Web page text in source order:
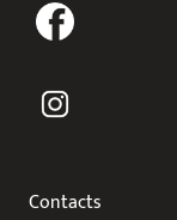
Contacts